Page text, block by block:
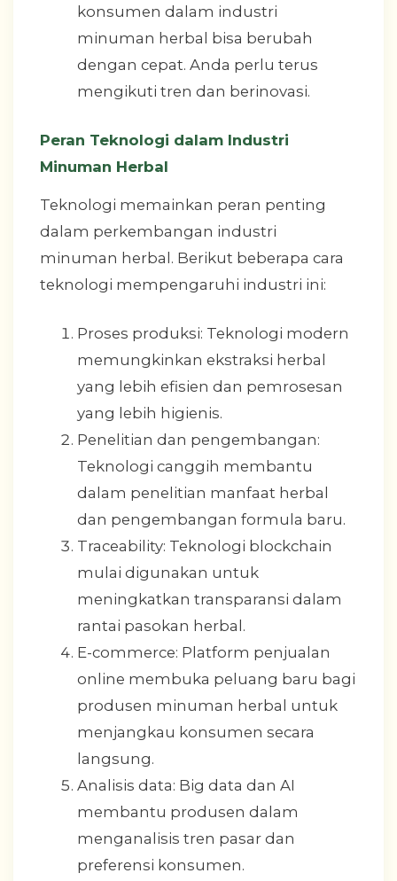
konsumen dalam industri
minuman herbal bisa berubah
dengan cepat. Anda perlu terus
mengikuti tren dan berinovasi.
Peran Teknologi dalam Industri
Minuman Herbal
Teknologi memainkan peran penting
dalam perkembangan industri
minuman herbal. Berikut beberapa cara
teknologi mempengaruhi industri ini:
Proses produksi: Teknologi modern
memungkinkan ekstraksi herbal
yang lebih efisien dan pemrosesan
yang lebih higienis.
Penelitian dan pengembangan:
Teknologi canggih membantu
dalam penelitian manfaat herbal
dan pengembangan formula baru.
Traceability: Teknologi blockchain
mulai digunakan untuk
meningkatkan transparansi dalam
rantai pasokan herbal.
E-commerce: Platform penjualan
online membuka peluang baru bagi
produsen minuman herbal untuk
menjangkau konsumen secara
langsung.
Analisis data: Big data dan AI
membantu produsen dalam
menganalisis tren pasar dan
preferensi konsumen.